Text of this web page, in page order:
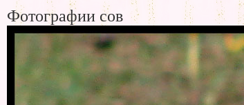
Фотографии сов